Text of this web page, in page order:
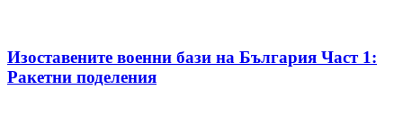
Изоставените военни бази на България Част 1:
Ракетни поделения